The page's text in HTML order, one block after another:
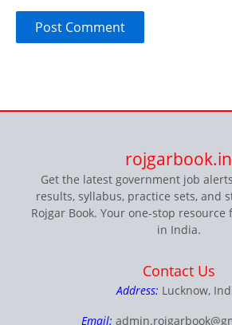
rojgarbook.in
Get the latest government job
results, syllabus, practice sets, and
Rojgar Book. Your one-stop resource
in India.
Contact Us
Address: Lucknow,
Email: